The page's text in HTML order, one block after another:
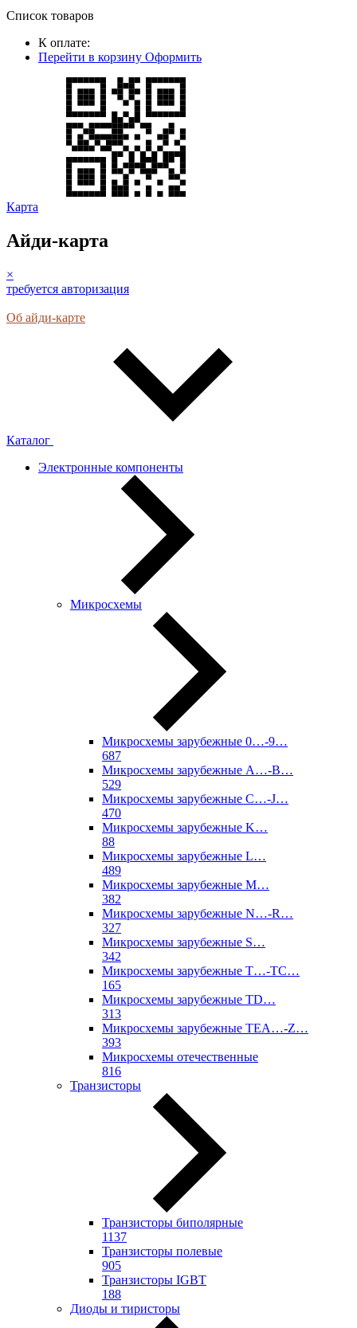
Список товаров
К оплате:
Перейти в корзину Оформить
Карта
Айди-карта
×
требуется авторизация
Об айди-карте
Каталог
Электронные компоненты
Микросхемы
Микросхемы зарубежные 0…-9…
687
Микросхемы зарубежные A…-B…
529
Микросхемы зарубежные C…-J…
470
Микросхемы зарубежные K…
88
Микросхемы зарубежные L…
489
Микросхемы зарубежные M…
382
Микросхемы зарубежные N…-R…
327
Микросхемы зарубежные S…
342
Микросхемы зарубежные T…-TC…
165
Микросхемы зарубежные TD…
313
Микросхемы зарубежные TEA…-Z…
393
Микросхемы отечественные
816
Транзисторы
Транзисторы биполярные
1137
Транзисторы полевые
905
Транзисторы IGBT
188
Диоды и тиристоры